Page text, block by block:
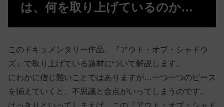
は、何を取り上げているのか…
このドキュメンタリー作品、『アウト・オブ・シャドウ
ズ』で取り上げている題材について解説します。
にわかに信じ難いことではありますが…一つ一つのピース
を揃えていくと、不思議と合点がいってしまうのです。
はっきりといってしまえば、この『アウト・オブ・シャド